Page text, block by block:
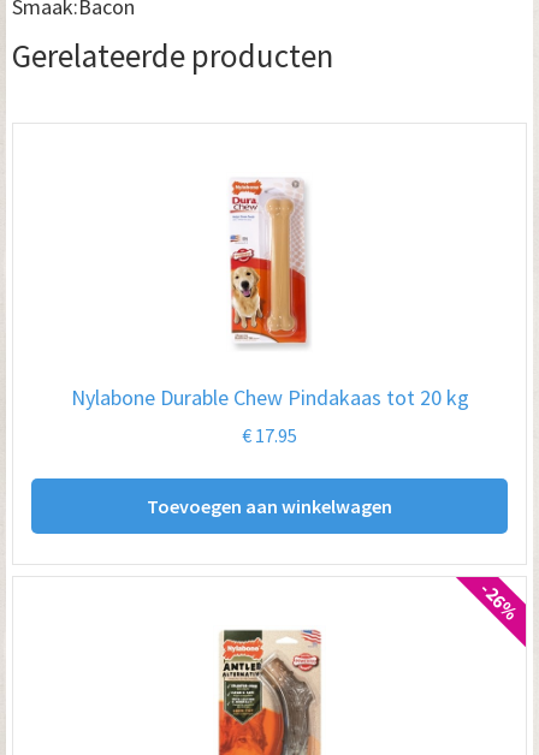
Smaak:Bacon
Gerelateerde producten
Nylabone Durable Chew Pindakaas tot 20 kg
€ 17.95
Toevoegen aan winkelwagen
-26%